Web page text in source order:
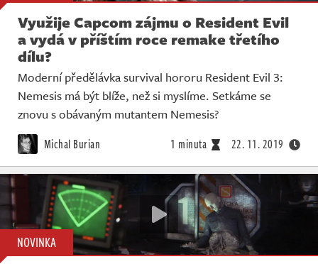
Využije Capcom zájmu o Resident Evil
a vydá v příštím roce remake třetího
dílu?
Moderní předělávka survival hororu Resident Evil 3:
Nemesis má být blíže, než si myslíme. Setkáme se
znovu s obávaným mutantem Nemesis?
Michal Burian 1 minuta 22. 11. 2019
NOVINKA